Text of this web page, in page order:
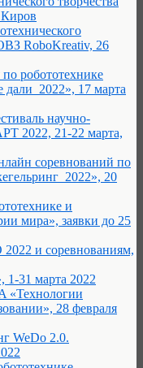
RoboKreativ, 26
робототехнике
17 марта
научно-
2022, 21-22 марта,
соревнований по
20
и
мира», заявки до 25
и соревнованиям,
1-31 марта 2022
«Технологии
28 февраля
WeDo 2.0.